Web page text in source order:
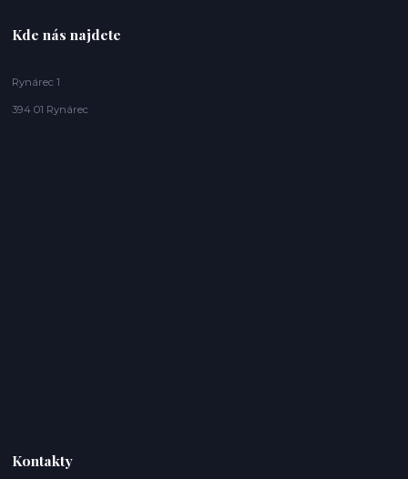
Kde nás najdete
Rynárec 1
394 01 Rynárec
Kontakty